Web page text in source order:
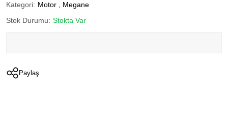
Kategori: Motor
Megane
Stok Durumu: Stokta Var
Paylaş